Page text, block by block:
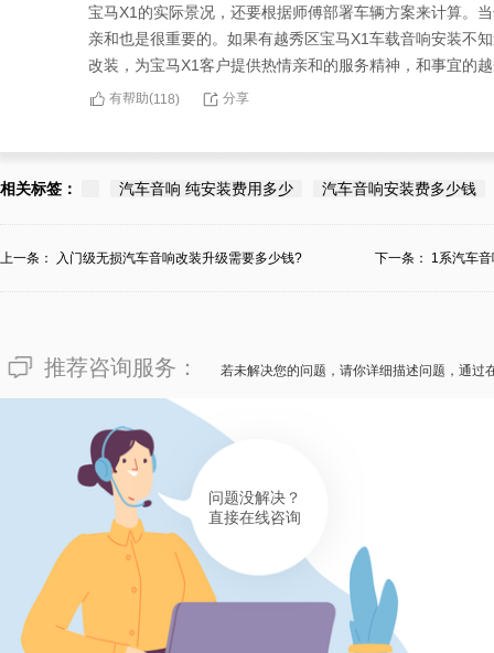
宝马X1的实际景况，还要根据师傅部署车辆方案来计算。
亲和也是很重要的。如果有越秀区宝马X1车载音响安装不
改装，为宝马X1客户提供热情亲和的服务精神，和事宜的
有帮助(118) 分享
178****5291
越秀区屈小姐有“宝马X1车载音响安装中心费用多少？”的
相关标签： 汽车音响 纯安装费用多少 汽车音响安装费多少钱
上一条： 入门级无损汽车音响改装升级需要多少钱? 下一条： 1系汽车
推荐咨询服务： 若未解决您的问题，请你详细描述问题，通过
问题没解决？
直接在线咨询